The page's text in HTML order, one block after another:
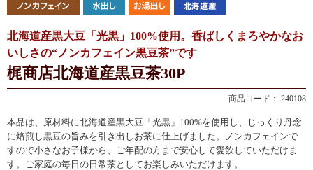
北海道産黒大豆「光黒」100%使用。香ばしくまろやかなお
いしさの“ノンカフェイン黒豆茶”です
梶商店北海道産黒豆茶30P
商品コード： 240108
本品は、原材料に北海道産黒大豆「光黒」100%を使用し、じっくり丹念
に焙煎し黒豆の旨みを引き出しお茶に仕上げました。ノンカフェインで
すので小さなお子様から、ご年配の方まで安心して愛飲していただけま
す。ご家庭の毎日の日常茶としてお楽しみいただけます。